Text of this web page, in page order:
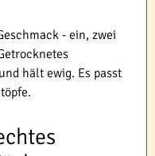
- ein, zwei
hält ewig. Es passt